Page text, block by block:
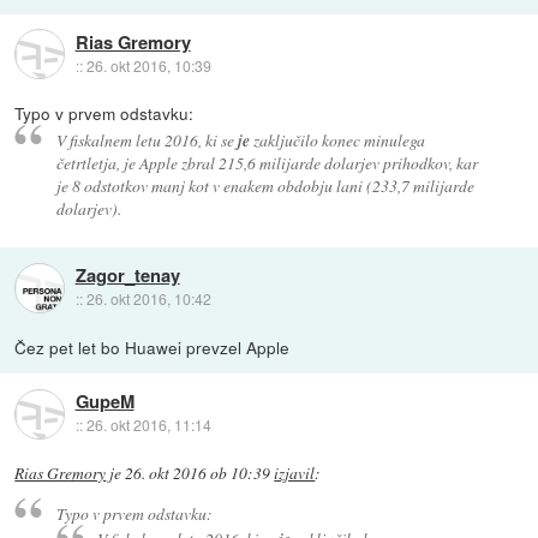
Rias Gremory
::26. okt 2016, 10:39
Typo v prvem odstavku:
V fiskalnem letu 2016, ki sejezaključilo konec minulega
četrtletja, je Apple zbral 215,6 milijarde dolarjev prihodkov, kar
je 8 odstotkov manj kot v enakem obdobju lani (233,7 milijarde
dolarjev).
Zagor_tenay
::26. okt 2016, 10:42
Čez pet let bo Huawei prevzel Apple
GupeM
::26. okt 2016, 11:14
Rias Gremory je26. okt 2016 ob 10:39izjavil:
Typo v prvem odstavku: